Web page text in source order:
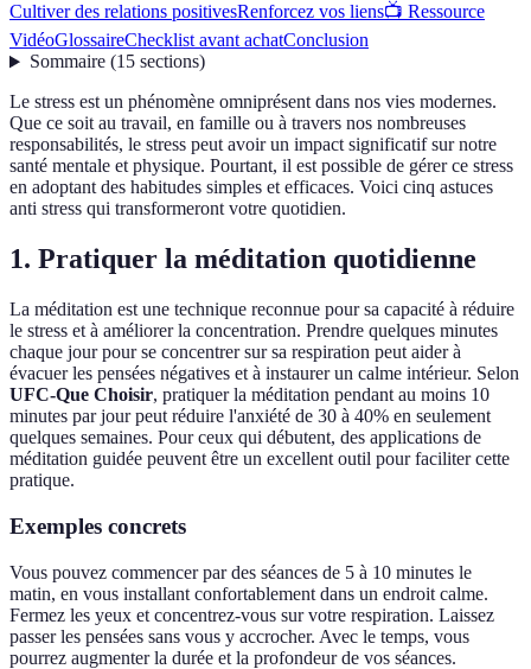
Cultiver des relations positivesRenforcez vos liens📺 Ressource
VidéoGlossaireChecklist avant achatConclusion
Sommaire(15 sections)
Le stress est un phénomène omniprésent dans nos vies modernes.
Que ce soit au travail, en famille ou à travers nos nombreuses
responsabilités, le stress peut avoir un impact significatif sur notre
santé mentale et physique. Pourtant, il est possible de gérer ce stress
en adoptant des habitudes simples et efficaces. Voici cinq astuces
anti stress qui transformeront votre quotidien.
1. Pratiquer la méditation quotidienne
La méditation est une technique reconnue pour sa capacité à réduire
le stress et à améliorer la concentration. Prendre quelques minutes
chaque jour pour se concentrer sur sa respiration peut aider à
évacuer les pensées négatives et à instaurer un calme intérieur. Selon
UFC-Que Choisir, pratiquer la méditation pendant au moins 10
minutes par jour peut réduire l'anxiété de 30 à 40% en seulement
quelques semaines. Pour ceux qui débutent, des applications de
méditation guidée peuvent être un excellent outil pour faciliter cette
pratique.
Exemples concrets
Vous pouvez commencer par des séances de 5 à 10 minutes le
matin, en vous installant confortablement dans un endroit calme.
Fermez les yeux et concentrez-vous sur votre respiration. Laissez
passer les pensées sans vous y accrocher. Avec le temps, vous
pourrez augmenter la durée et la profondeur de vos séances.